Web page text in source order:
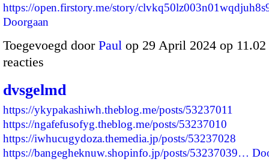
https://open.firstory.me/story/
Doorgaan
Toegevoegd door Paul op 29 April 2024 op
reacties
dvsgelmd
https://ykypakashiwh.theblog.me/posts/53237011
https://ngafefusofyg.theblog.me/posts/53237010
https://iwhucugydoza.themedia.jp/posts/53237028
https://bangegheknuw.shopinfo.jp/posts/53237039…